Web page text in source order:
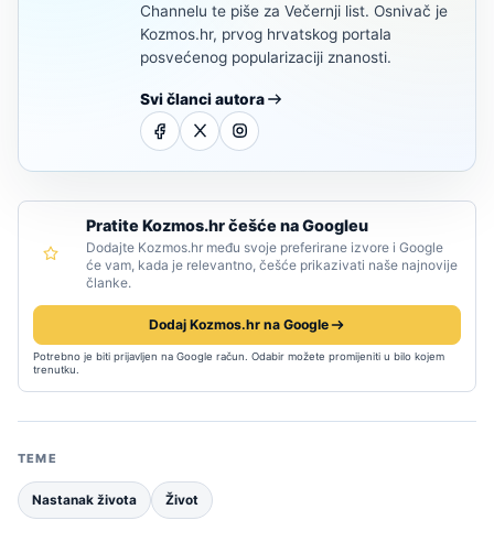
Channelu te piše za Večernji list. Osnivač je
Kozmos.hr, prvog hrvatskog portala
posvećenog popularizaciji znanosti.
Svi članci autora
Pratite Kozmos.hr češće na Googleu
Dodajte Kozmos.hr među svoje preferirane izvore i Google
će vam, kada je relevantno, češće prikazivati naše najnovije
članke.
Dodaj Kozmos.hr na Google
Potrebno je biti prijavljen na Google račun. Odabir možete promijeniti u bilo kojem
trenutku.
TEME
Nastanak života Život